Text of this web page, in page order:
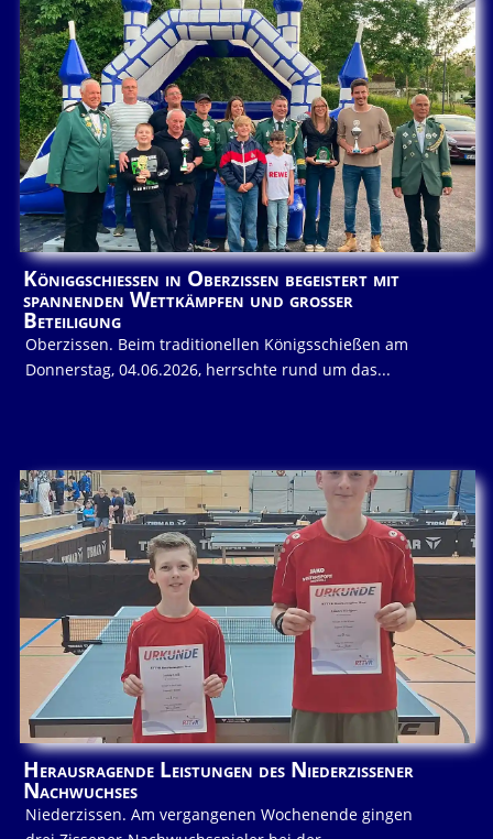
Königgschießen in Oberzissen begeistert mit
spannenden Wettkämpfen und großer
Beteiligung
Oberzissen. Beim traditionellen Königsschießen am
Donnerstag, 04.06.2026, herrschte rund um das...
Herausragende Leistungen des Niederzissener
Nachwuchses
Niederzissen. Am vergangenen Wochenende gingen